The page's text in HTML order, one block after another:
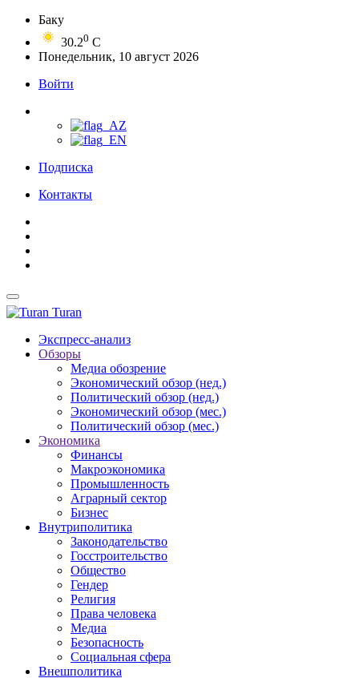
Баку
30.20 C
Понедельник, 10 август 2026
Войти
Подписка
Контакты
Turan
Экспресс-анализ
Обзоры
Медиа обозрение
Экономический обзор (нед.)
Политический обзор (нед.)
Экономический обзор (мес.)
Политический обзор (мес.)
Экономика
Финансы
Макроэкономика
Промышленность
Аграрный сектор
Бизнес
Внутриполитика
Законодательство
Госстроительство
Общество
Гендер
Религия
Права человека
Медиа
Безопасность
Социальная сфера
Внешполитика